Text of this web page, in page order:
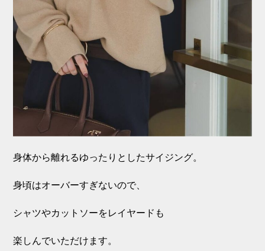
身体から離れるゆったりとしたサイジング。
身頃はオーバーすぎないので、
シャツやカットソーをレイヤードも
楽しんでいただけます。